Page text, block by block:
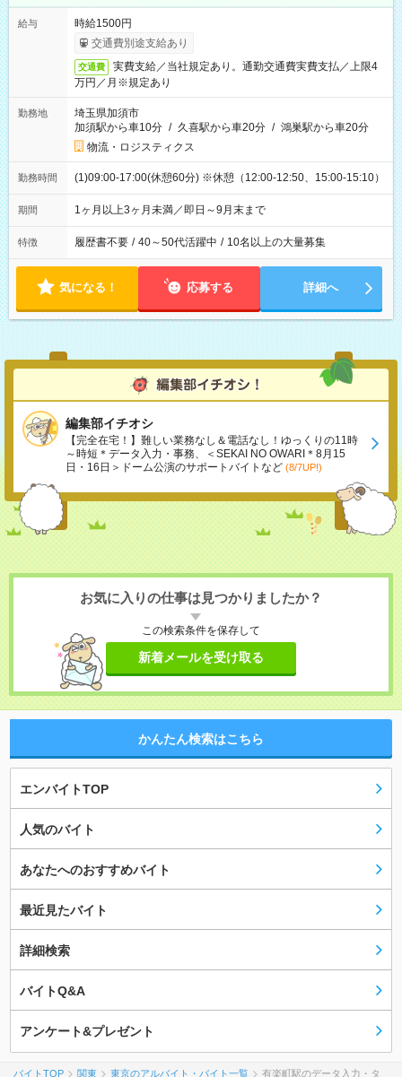
給与
時給1500円
交通費別途支給あり
交通費
実費支給／当社規定あり。通勤交通費実費支払／上限4
万円／月※規定あり
勤務地
埼玉県加須市
加須駅から車10分 / 久喜駅から車20分 / 鴻巣駅から車20分
物流・ロジスティクス
勤務時間 (1)09:00-17:00(休憩60分) ※休憩（12:00-12:50、15:00-15:10）
期間 1ヶ月以上3ヶ月未満／即日～9月末まで
特徴 履歴書不要 / 40～50代活躍中 / 10名以上の大量募集
気になる！ 応募する 詳細へ
編集部イチオシ
【完全在宅！】難しい業務なし＆電話なし！ゆっくりの11時
～時短＊データ入力・事務、＜SEKAI NO OWARI＊8月15
日・16日＞ドーム公演のサポートバイトなど (8/7UP!)
お気に入りの仕事は見つかりましたか？
この検索条件を保存して
新着メールを受け取る
かんたん検索はこちら
エンバイトTOP
人気のバイト
あなたへのおすすめバイト
最近見たバイト
詳細検索
バイトQ&A
アンケート&プレゼント
バイトTOP 関東 東京のアルバイト・バイト一覧 有楽町駅のデータ入力・タ